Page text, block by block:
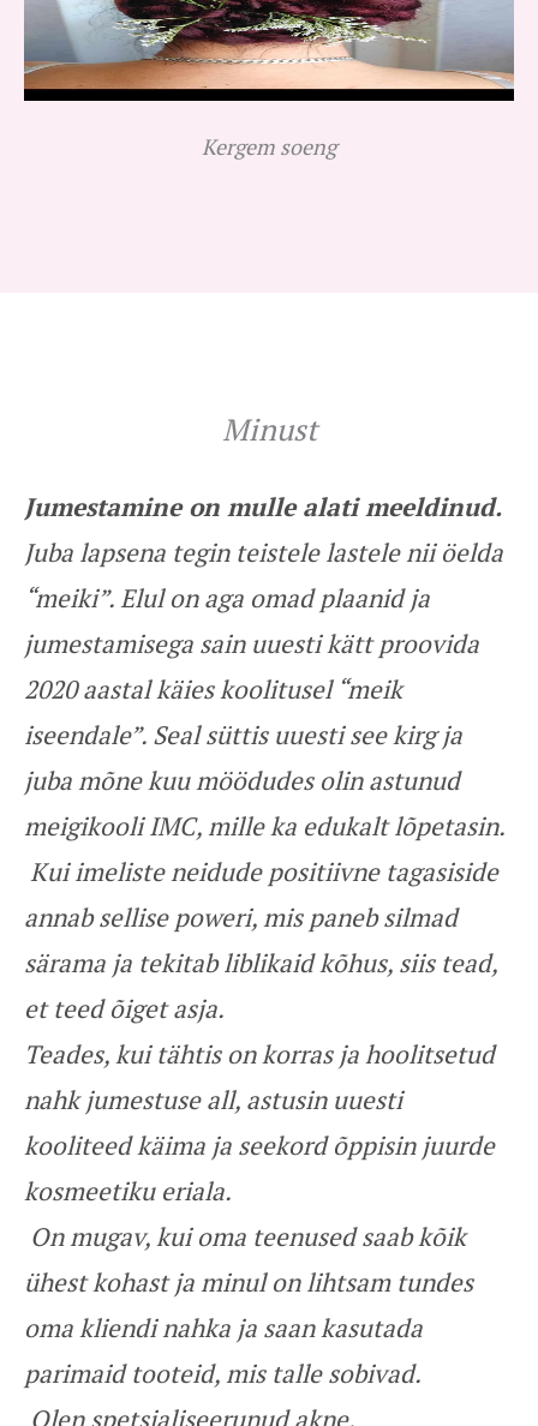
Kergem soeng
Minust
Jumestamine on mulle alati meeldinud.
Juba lapsena tegin teistele lastele nii öelda
“meiki”. Elul on aga omad plaanid ja
jumestamisega sain uuesti kätt proovida
2020 aastal käies koolitusel “meik
iseendale”. Seal süttis uuesti see kirg ja
juba mõne kuu möödudes olin astunud
meigikooli IMC, mille ka edukalt lõpetasin.
Kui imeliste neidude positiivne tagasiside
annab sellise poweri, mis paneb silmad
särama ja tekitab liblikaid kõhus, siis tead,
et teed õiget asja.
Teades, kui tähtis on korras ja hoolitsetud
nahk jumestuse all, astusin uuesti
kooliteed käima ja seekord õppisin juurde
kosmeetiku eriala.
On mugav, kui oma teenused saab kõik
ühest kohast ja minul on lihtsam tundes
oma kliendi nahka ja saan kasutada
parimaid tooteid, mis talle sobivad.
Olen spetsialiseerunud akne,